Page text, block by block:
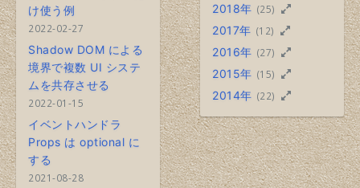
け使う例
2022-02-27
Shadow DOM による
境界で複数 UI システ
ムを共存させる
2022-01-15
イベントハンドラ
Props は optional に
する
2021-08-28
2018年 (25)
2017年 (12)
2016年 (27)
2015年 (15)
2014年 (22)